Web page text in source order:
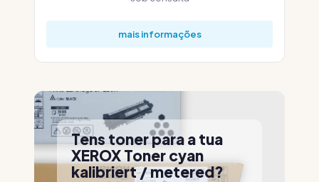
mais informações
Tens toner para a tua
XEROX Toner cyan
kalibriert / metered?